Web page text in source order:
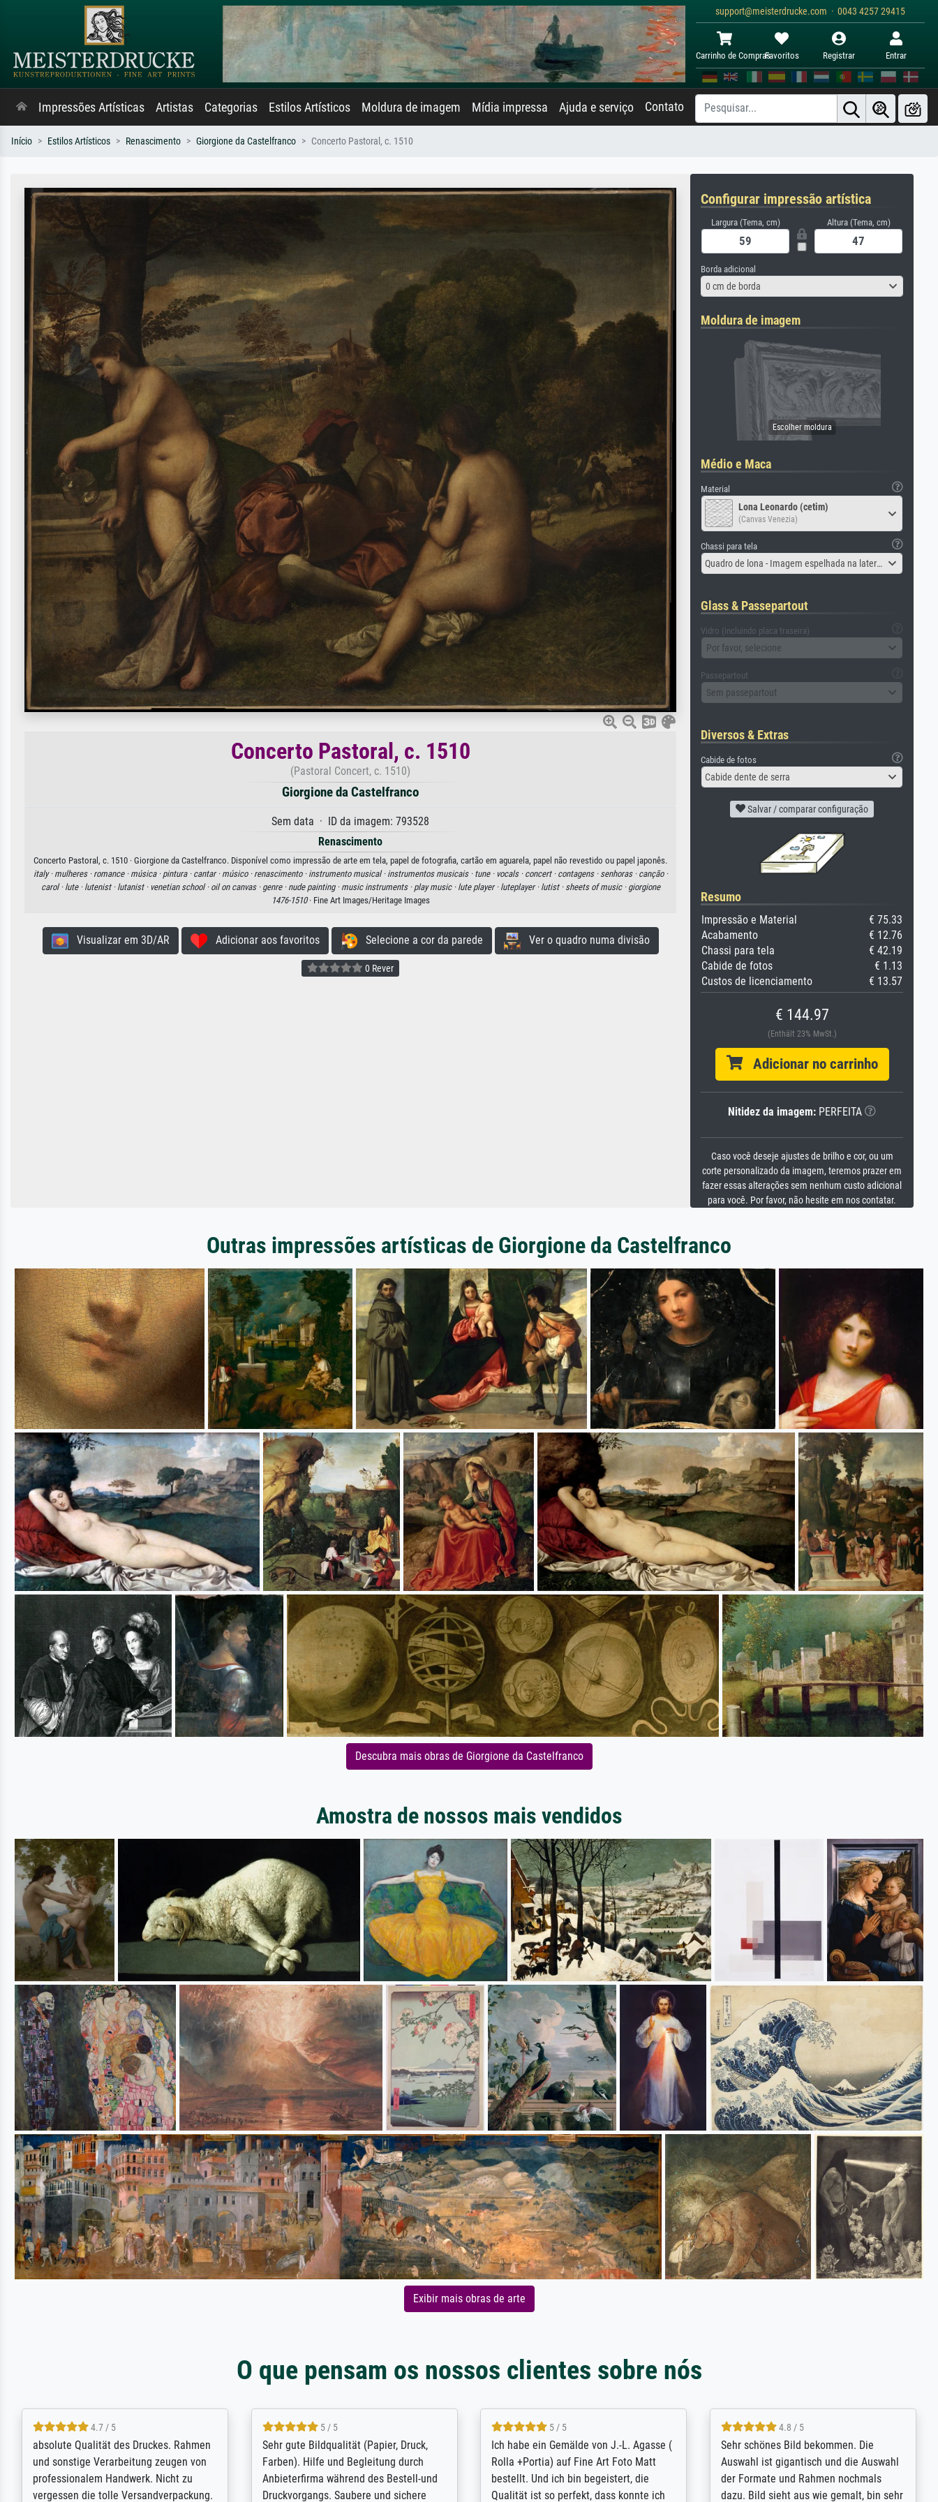
support@meisterdrucke.com · 0043 4257 29415
Carrinho de ComprasFavoritos Registrar Entrar
Impressões Artísticas Artistas Categorias Estilos Artísticos Moldura de imagem Mídia impressa Ajuda e serviço Contato
Início Estilos Artísticos Renascimento Giorgione da Castelfranco Concerto Pastoral, c. 1510
Concerto Pastoral, c. 1510
(Pastoral Concert, c. 1510)
Giorgione da Castelfranco
Sem data · ID da imagem: 793528
Renascimento
Concerto Pastoral, c. 1510 · Giorgione da Castelfranco. Disponível como impressão de arte em tela, papel de fotografia, cartão em aguarela, papel não revestido ou papel japonês.
italy · mulheres · romance · música · pintura · cantar · músico · renascimento · instrumento musical · instrumentos musicais · tune · vocals · concert · contagens · senhoras · canção ·
carol · lute · lutenist · lutanist · venetian school · oil on canvas · genre · nude painting · music instruments · play music · lute player · luteplayer · lutist · sheets of music · giorgione
1476-1510· Fine Art Images/Heritage Images
Visualizar em 3D/AR Adicionar aos favoritos Selecione a cor da parede Ver o quadro numa divisão
0 Rever
Configurar impressão artística
Largura (Tema, cm) Altura (Tema, cm)
Borda adicional
0 cm de borda
Moldura de imagem
Médio e Maca
Material
Lona Leonardo (cetim)
(Canvas Venezia)
Chassi para tela
Quadro de lona - Imagem espelhada na lateral
Glass & Passepartout
Vidro (incluindo placa traseira)
Por favor, selecione
Passepartout
Sem passepartout
Diversos & Extras
Cabide de fotos
Cabide dente de serra
Salvar / comparar configuração
Resumo
Impressão e Material
€ 75.33
Acabamento
€ 12.76
Chassi para tela
€ 42.19
Cabide de fotos
€ 1.13
Custos de licenciamento
€ 13.57
€ 144.97
(Enthält 23% MwSt.)
Adicionar no carrinho
Nitidez da imagem: PERFEITA
Caso você deseje ajustes de brilho e cor, ou um
corte personalizado da imagem, teremos prazer em
fazer essas alterações sem nenhum custo adicional
para você. Por favor, não hesite em nos contatar.
Outras impressões artísticas de Giorgione da Castelfranco
Descubra mais obras de Giorgione da Castelfranco
Amostra de nossos mais vendidos
Exibir mais obras de arte
O que pensam os nossos clientes sobre nós
4.7 / 5
absolute Qualität des Druckes. Rahmen
und sonstige Verarbeitung zeugen von
professionalem Handwerk. Nicht zu
vergessen die tolle Versandverpackung.
5 / 5
Sehr gute Bildqualität (Papier, Druck,
Farben). Hilfe und Begleitung durch
Anbieterfirma während des Bestell-und
Druckvorgangs. Saubere und sichere
5 / 5
Ich habe ein Gemälde von J.-L. Agasse (
Rolla +Portia) auf Fine Art Foto Matt
bestellt. Und ich bin begeistert, die
Qualität ist so perfekt, dass konnte ich
4.8 / 5
Sehr schönes Bild bekommen. Die
Auswahl ist gigantisch und die Auswahl
der Formate und Rahmen nochmals
dazu. Bild sieht aus wie gemalt, bin sehr